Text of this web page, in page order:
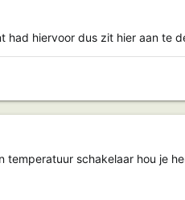
hiervoor dus zit hier aan te
schakelaar hou je